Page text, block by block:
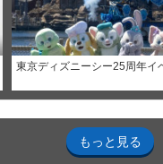
東京ディズニーシー25周年イ
もっと見る